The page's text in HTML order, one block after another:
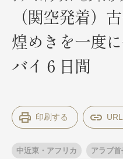
（関空発着）
煌めきを一度
バイ６日間
印刷する
中近東・アフリカ アラブ首